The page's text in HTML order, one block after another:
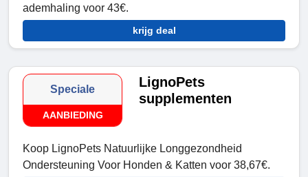
ademhaling voor 43€.
krijg deal
Speciale
AANBIEDING
LignoPets
supplementen
Koop LignoPets Natuurlijke Longgezondheid
Ondersteuning Voor Honden & Katten voor 38,67€.